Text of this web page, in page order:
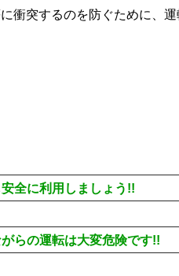
衝突するのを防ぐために、
全に利用しましょう!!
らの運転は大変危険です!!